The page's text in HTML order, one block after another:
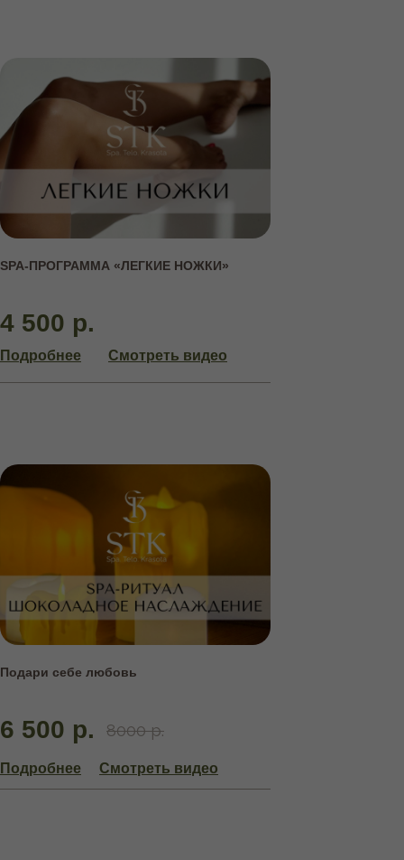
SPA-ПРОГРАММА «ЛЕГКИЕ НОЖКИ»
4 500 р.
Подробнее Смотреть видео
Подари себе любовь
6 500 р. 8000 р.
Подробнее Смотреть видео
АБОНЕМЕНТЫ